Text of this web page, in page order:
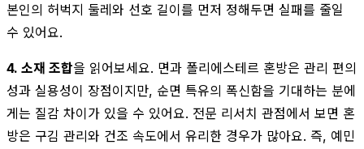
본인의 허벅지 둘레와 선호 길이를 먼저 정해두면 실패를 줄일
수 있어요.
4. 소재 조합을 읽어보세요. 면과 폴리에스테르 혼방은 관리 편의
성과 실용성이 장점이지만, 순면 특유의 폭신함을 기대하는 분에
게는 질감 차이가 있을 수 있어요. 전문 리서치 관점에서 보면 혼
방은 구김 관리와 건조 속도에서 유리한 경우가 많아요. 즉, 예민